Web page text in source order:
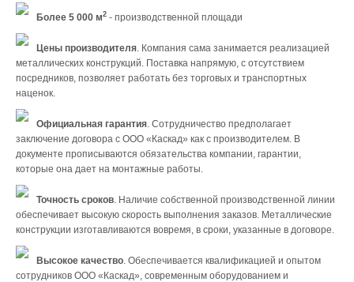
Более 5 000 м2 - производственной площади
Цены производителя. Компания сама занимается реализацией
металлических конструкций. Поставка напрямую, с отсутствием
посредников, позволяет работать без торговых и транспортных
наценок.
Официальная гарантия. Сотрудничество предполагает
заключение договора с ООО «Каскад» как с производителем. В
документе прописываются обязательства компании, гарантии,
которые она дает на монтажные работы.
Точность сроков. Наличие собственной производственной линии
обеспечивает высокую скорость выполнения заказов. Металлические
конструкции изготавливаются вовремя, в сроки, указанные в договоре.
Высокое качество. Обеспечивается квалификацией и опытом
сотрудников ООО «Каскад», современным оборудованием и